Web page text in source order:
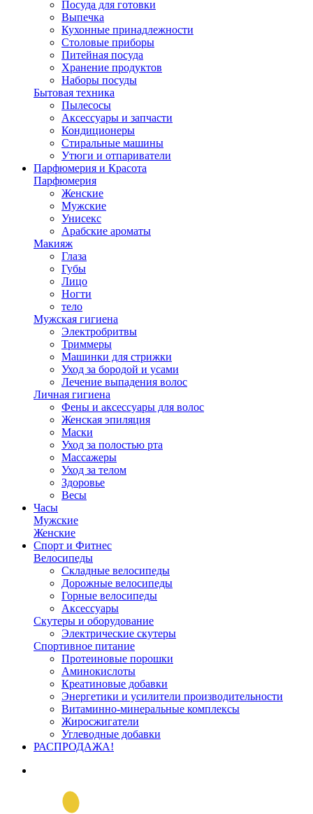
Посуда для готовки
Выпечка
Кухонные принадлежности
Столовые приборы
Питейная посуда
Хранение продуктов
Наборы посуды
Бытовая техника
Пылесосы
Аксессуары и запчасти
Кондиционеры
Стиральные машины
Утюги и отпариватели
Парфюмерия и Красота
Парфюмерия
Женские
Мужские
Унисекс
Арабские ароматы
Макияж
Глаза
Губы
Лицо
Ногти
тело
Мужская гигиена
Электробритвы
Триммеры
Машинки для стрижки
Уход за бородой и усами
Лечение выпадения волос
Личная гигиена
Фены и аксессуары для волос
Женская эпиляция
Маски
Уход за полостью рта
Массажеры
Уход за телом
Здоровье
Весы
Часы
Мужские
Женские
Спорт и Фитнес
Велосипеды
Складные велосипеды
Дорожные велосипеды
Горные велосипеды
Аксессуары
Скутеры и оборудование
Электрические скутеры
Спортивное питание
Протеиновые порошки
Аминокислоты
Креатиновые добавки
Энергетики и усилители производительности
Витаминно-минеральные комплексы
Жиросжигатели
Углеводные добавки
РАСПРОДАЖА!